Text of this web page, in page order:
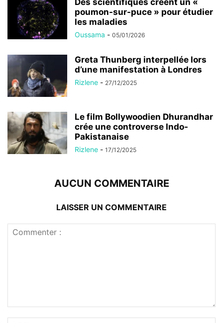
Des scientifiques créent un «
poumon-sur-puce » pour étudier
les maladies
Oussama - 05/01/2026
Greta Thunberg interpellée lors
d’une manifestation à Londres
Rizlene - 27/12/2025
Le film Bollywoodien Dhurandhar
crée une controverse Indo-
Pakistanaise
Rizlene - 17/12/2025
AUCUN COMMENTAIRE
LAISSER UN COMMENTAIRE